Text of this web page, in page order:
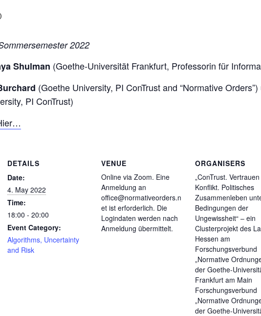
2022
Shulman (Goethe-Universität Frankfurt, Professorin für
(Goethe University, PI ConTrust and “Normative Orders”)
PI ConTrust)
DETAILS
Date:
4. May 2022
Time:
18:00 - 20:00
Event Category:
Algorithms, Uncertainty
and Risk
VENUE
Online via Zoom. Eine
Anmeldung an
office@normativeorders.n
et ist erforderlich. Die
Logindaten werden nach
Anmeldung übermittelt.
ORGANISERS
„ConTrust.
Konflikt. Politisches
Zusammenleben
Bedingungen der
Ungewissheit“ – ein
Clusterprojekt des
Hessen am
Forschungsverbund
„Normative
der Goethe-
Frankfurt am Main
Forschungsverbund
„Normative
der Goethe-